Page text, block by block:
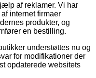
af reklamer. Vi har
internet firmaer
produkter, og
en bestilling.
understøttes nu og
for modifikationer der
opdaterede websitets